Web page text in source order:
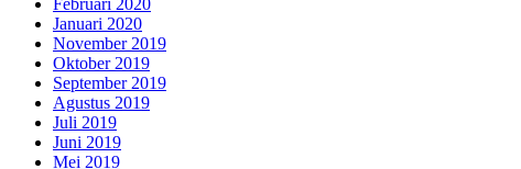
Januari 2020
November 2019
Oktober 2019
September 2019
Agustus 2019
Juli 2019
Juni 2019
Mei 2019